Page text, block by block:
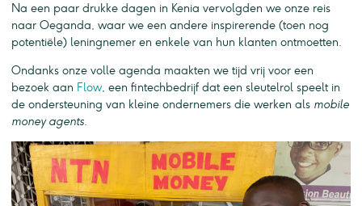
Na een paar drukke dagen in Kenia vervolgden we onze reis
naar Oeganda, waar we een andere inspirerende (toen nog
potentiële) leningnemer en enkele van hun klanten ontmoetten.
Ondanks onze volle agenda maakten we tijd vrij voor een
bezoek aan Flow, een fintechbedrijf dat een sleutelrol speelt in
de ondersteuning van kleine ondernemers die werken als mobile
money agents.